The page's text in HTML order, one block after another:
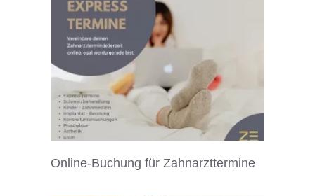
Online-Buchung für Zahnarzttermine